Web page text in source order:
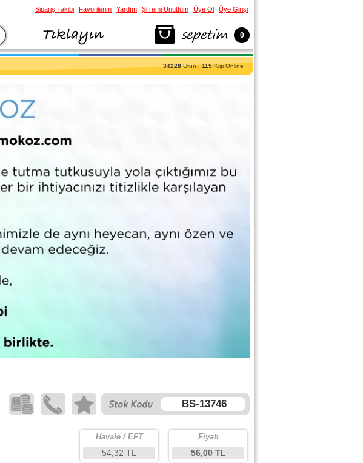
34228Ürün |115Kişi Online
BS-13746
Fiyatı
56,00 TL
Havale / EFT
54,32 TL
Sipariş Takibi Favorilerim Yardım Şifremi Unuttum Üye Ol Üye Girişi
0